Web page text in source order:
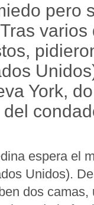
pero
York,
espera el
Unidos).
dos